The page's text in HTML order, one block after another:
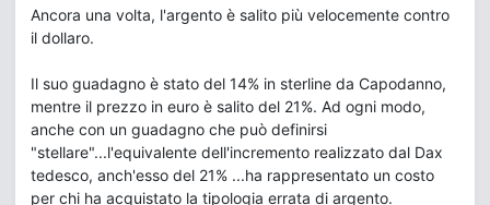
Ancora una volta, l'argento è salito più velocemente contro
il dollaro.
Il suo guadagno è stato del 14% in sterline da Capodanno,
mentre il prezzo in euro è salito del 21%. Ad ogni modo,
anche con un guadagno che può definirsi
"stellare"...l'equivalente dell'incremento realizzato dal Dax
tedesco, anch'esso del 21% ...ha rappresentato un costo
per chi ha acquistato la tipologia errata di argento.